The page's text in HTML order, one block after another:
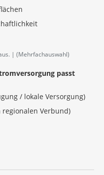
(Mehrfachauswahl)
passt
/ lokale Versorgung)
Verbund)